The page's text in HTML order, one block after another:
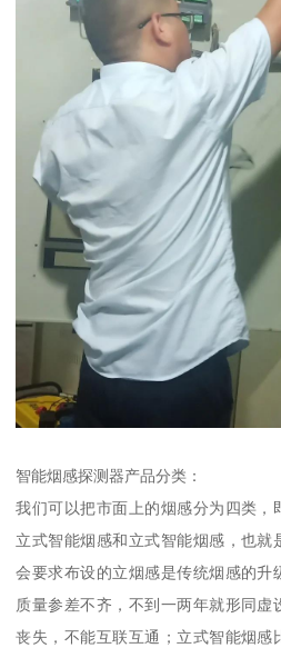
智能烟感探测器产品分类：
我们可以把市面上的烟感分为四类，
立式智能烟感和立式智能烟感，也就
会要求布设的立烟感是传统烟感的升
质量参差不齐，不到一两年就形同虚
丧失，不能互联互通；立式智能烟感